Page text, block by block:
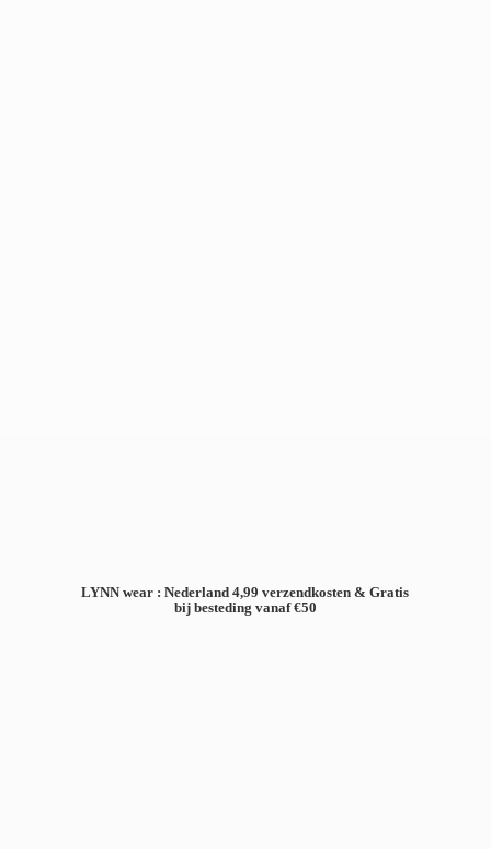
LYNN wear : Nederland 4,99 verzendkosten & Gratis
bij besteding vanaf €50